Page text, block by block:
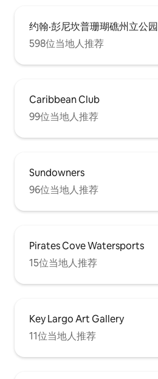
约翰·彭尼坎普珊瑚礁州立公园
598位当地人推荐
Caribbean Club
99位当地人推荐
Sundowners
96位当地人推荐
Pirates Cove Watersports
15位当地人推荐
Key Largo Art Gallery
11位当地人推荐